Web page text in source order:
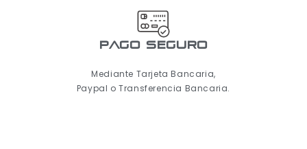
pago seguro
Mediante Tarjeta Bancaria,
Paypal o Transferencia Bancaria.